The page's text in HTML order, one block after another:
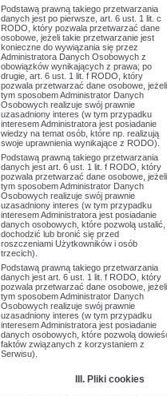
Podstawą prawną takiego przetwarzania
danych jest po pierwsze, art. 6 ust. 1 lit. c
RODO, który pozwala przetwarzać dane
osobowe, jeżeli takie przetwarzanie jest
konieczne do wywiązania się przez
Administratora Danych Osobowych z
obowiązków wynikających z prawa; po
drugie, art. 6 ust. 1 lit. f RODO, który
pozwala przetwarzać dane osobowe, jeżeli
tym sposobem Administrator Danych
Osobowych realizuje swój prawnie
uzasadniony interes (w tym przypadku
interesem Administratora jest posiadanie
wiedzy na temat osób, które np. realizują
swoje uprawnienia wynikające z RODO).
Podstawą prawną takiego przetwarzania
danych jest art. 6 ust. 1 lit. f RODO, który
pozwala przetwarzać dane osobowe, jeżeli
tym sposobem Administrator Danych
Osobowych realizuje swój prawnie
uzasadniony interes (w tym przypadku
interesem Administratora jest posiadanie
danych osobowych, które pozwolą ustalić,
dochodzić lub bronić się przed
roszczeniami Użytkowników i osób
trzecich).
Podstawą prawną takiego przetwarzania
danych jest art. 6 ust. 1 lit. f RODO, który
pozwala przetwarzać dane osobowe, jeżeli
tym sposobem Administrator Danych
Osobowych realizuje swój prawnie
uzasadniony interes (w tym przypadku
interesem Administratora jest posiadanie
danych osobowych, które pozwolą
faktów związanych z korzystaniem z
Serwisu).
III. Pliki cookies